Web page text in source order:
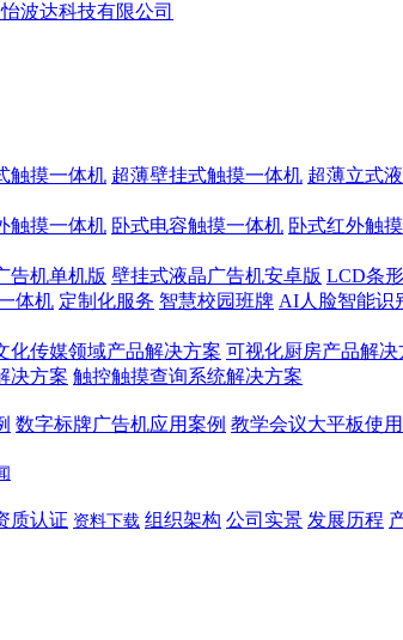
触摸一体机 超薄壁挂式触摸一体机 超薄立式
触摸一体机 卧式电容触摸一体机 卧式红外触
告机单机版 壁挂式液晶广告机安卓版 LCD条
体机 定制化服务 智慧校园班牌 AI人脸智能识
化传媒领域产品解决方案 可视化厨房产品解决
决方案 触控触摸查询系统解决方案
数字标牌广告机应用案例 教学会议大平板使
质认证 资料下载 组织架构 公司实景 发展历程